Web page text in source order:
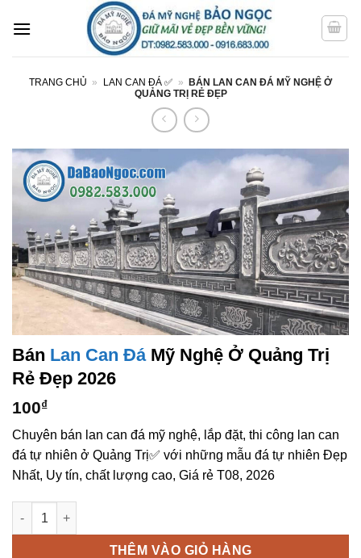
qua
TRANG CHỦ » LAN CAN ĐÁ ✅ »
BÁN LAN CAN ĐÁ MỸ NGHỆ Ở
QUẢNG TRỊ RẺ ĐẸP
Bán Lan Can ĐáMỹ Nghệ Ở Quảng Trị
Rẻ Đẹp 2026
100₫
Chuyên bán lan can đá mỹ nghệ, lắp đặt, thi công lan can
đá tự nhiên ở Quảng Trị✅ với những mẫu đá tự nhiên Đẹp
Nhất, Uy tín, chất lượng cao, Giá rẻ T08, 2026
Bán lan can đá mỹ nghệ ở Quảng Trị rẻ đẹp số lượng
THÊM VÀO GIỎ HÀNG